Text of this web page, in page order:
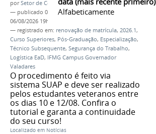
Alfabeticamente
porSetor de Comunicação
— publicado 06/08/2026—última modificação
06/08/2026 19h40
— registrado em: renovação de matrícula, 2026.1,
Curso Superiores, Pós-Graduação, Especialização,
Técnico Subsequente, Segurança do Trabalho,
Logística EaD, IFMG Campus Governador
Valadares
O procedimento é feito via
sistema SUAP e deve ser realizado
pelos estudantes veteranos entre
os dias 10 e 12/08. Confira o
tutorial e garanta a continuidade
do seu curso!
Localizado em Notícias